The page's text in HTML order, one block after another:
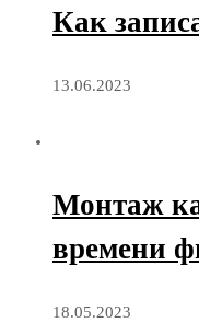
Как
13.06.2023
Монтаж
времени
18.05.2023